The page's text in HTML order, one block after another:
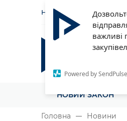
важливі
Powered by SendPulse
НОВИНИ
Радник
НОВИЙ ЗАКОН
Головна Новини